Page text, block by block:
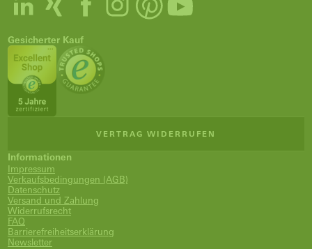
Gesicherter Kauf
VERTRAG WIDERRUFEN
Informationen
Impressum
Verkaufsbedingungen (AGB)
Datenschutz
Versand und Zahlung
Widerrufsrecht
FAQ
Barrierefreiheitserklärung
Newsletter